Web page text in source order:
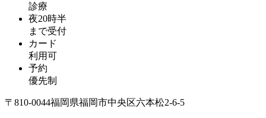
診療
夜20時半
まで受付
カード
利用可
予約
優先制
〒810-0044福岡県福岡市中央区六本松2-6-5